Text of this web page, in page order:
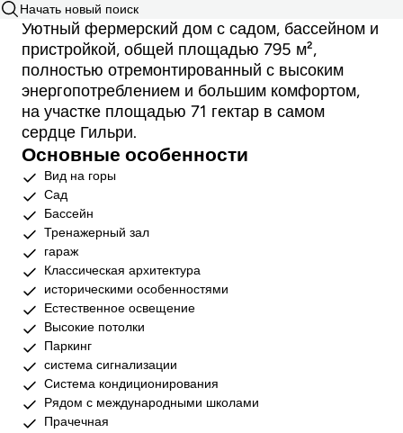
Начать новый поиск
Уютный фермерский дом с садом, бассейном и
пристройкой, общей площадью 795 м²,
полностью отремонтированный с высоким
энергопотреблением и большим комфортом,
на участке площадью 71 гектар в самом
сердце Гильри.
Основные особенности
Вид на горы
Сад
Бассейн
Тренажерный зал
гараж
Классическая архитектура
историческими особенностями
Естественное освещение
Высокие потолки
Паркинг
система сигнализации
Система кондиционирования
Рядом с международными школами
Прачечная